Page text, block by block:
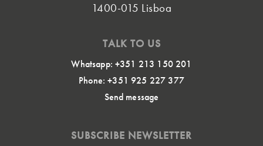
1400-015 Lisboa
TALK TO US
Whatsapp: +351 213 150 201
Phone: +351 925 227 377
Send message
SUBSCRIBE NEWSLETTER